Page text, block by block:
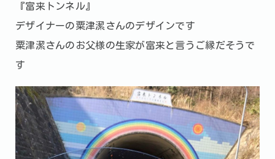
『富来トンネル』
デザイナーの粟津潔さんのデザインです
粟津潔さんのお父様の生家が富来と言うご縁だそうで
す